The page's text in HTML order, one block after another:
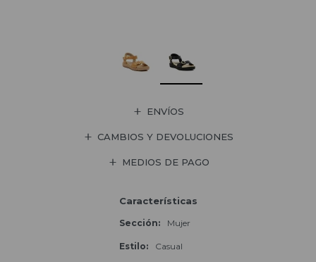
ENVÍOS
CAMBIOS Y DEVOLUCIONES
MEDIOS DE PAGO
Características
Sección Mujer
Estilo Casual